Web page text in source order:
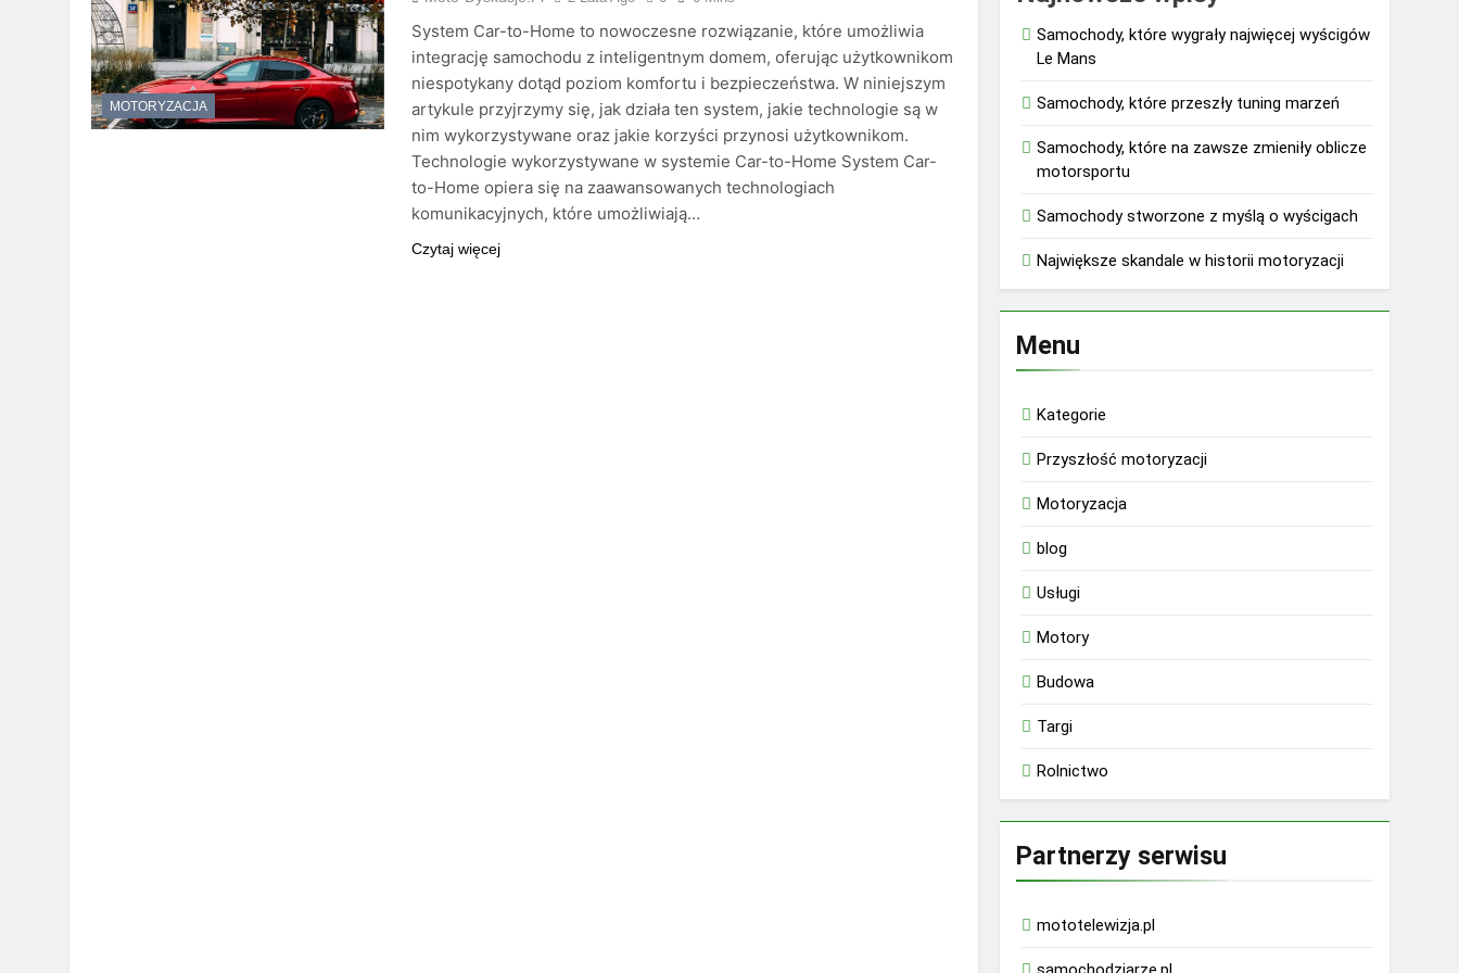
MOTORYZACJA
System Car-to-Home to nowoczesne rozwiązanie, które umożliwia
integrację samochodu z inteligentnym domem, oferując użytkownikom
niespotykany dotąd poziom komfortu i bezpieczeństwa. W niniejszym
artykule przyjrzymy się, jak działa ten system, jakie technologie są w
nim wykorzystywane oraz jakie korzyści przynosi użytkownikom.
Technologie wykorzystywane w systemie Car-to-Home System Car-
to-Home opiera się na zaawansowanych technologiach
komunikacyjnych, które umożliwiają…
Czytaj więcej
Samochody, które wygrały najwięcej wyścigów
Le Mans
Samochody, które przeszły tuning marzeń
Samochody, które na zawsze zmieniły oblicze
motorsportu
Samochody stworzone z myślą o wyścigach
Największe skandale w historii motoryzacji
Menu
Kategorie
Przyszłość motoryzacji
Motoryzacja
blog
Usługi
Motory
Budowa
Targi
Rolnictwo
Partnerzy serwisu
mototelewizja.pl